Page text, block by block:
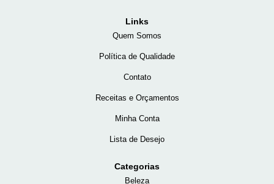
Links
Quem Somos
Política de Qualidade
Contato
Receitas e Orçamentos
Minha Conta
Lista de Desejo
Categorias
Beleza